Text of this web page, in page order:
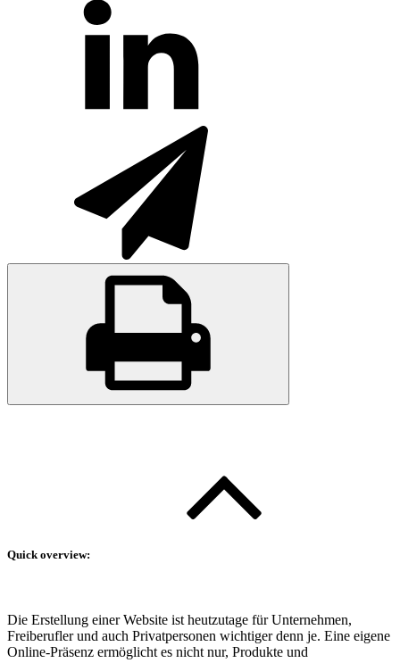
Quick overview:
Die Erstellung einer Website ist heutzutage für Unternehmen,
Freiberufler und auch Privatpersonen wichtiger denn je. Eine eigene
Online-Präsenz ermöglicht es nicht nur, Produkte und